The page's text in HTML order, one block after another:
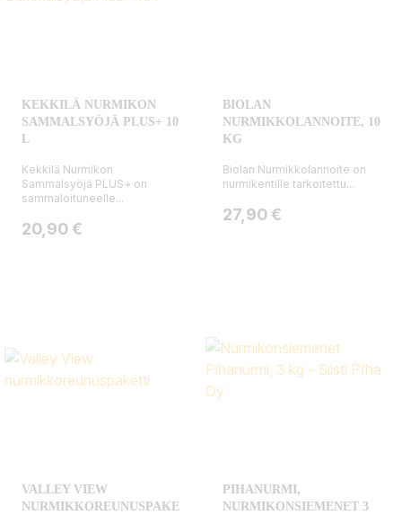
KEKKILÄ NURMIKON
SAMMALSYÖJÄ PLUS+ 10
L
Kekkilä Nurmikon
Sammalsyöjä PLUS+ on
sammaloituneelle...
Hinta
20,90 €
BIOLAN
NURMIKKOLANNOITE, 10
KG
Biolan Nurmikkolannoite on
nurmikentille tarkoitettu...
Hinta
27,90 €
VALLEY VIEW
NURMIKKOREUNUSPAKETTI
PIHANURMI,
NURMIKONSIEMENET 3